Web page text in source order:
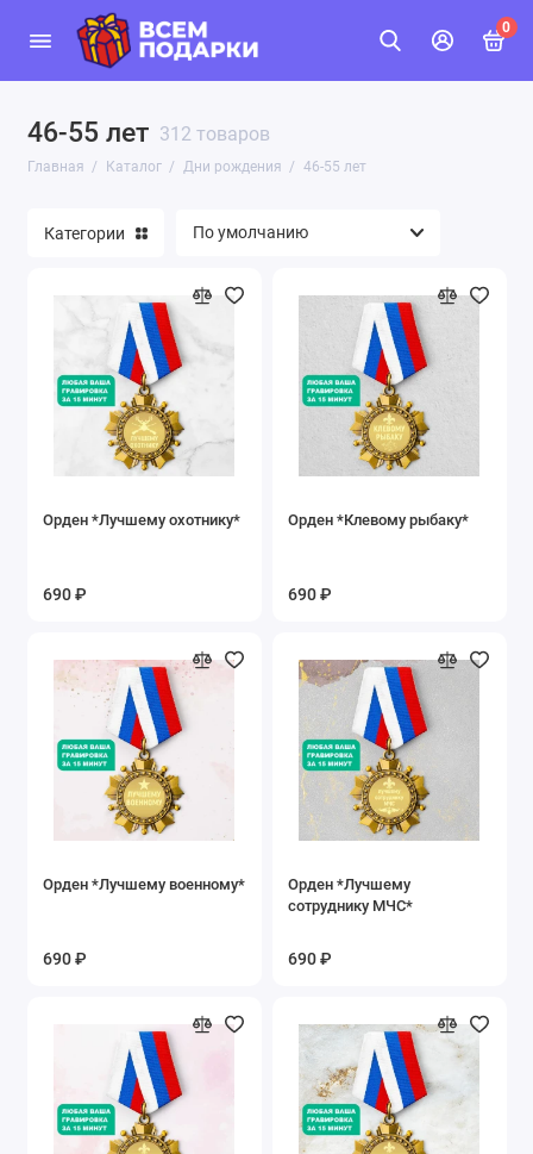
0
46-55 лет 312 товаров
Главная Каталог Дни рождения 46-55 лет
Категории
Орден *Лучшему охотнику*
690 ₽
Орден *Клевому рыбаку*
690 ₽
Орден *Лучшему военному*
690 ₽
Орден *Лучшему
сотруднику МЧС*
690 ₽